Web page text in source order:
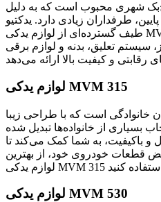
هاچ‌بک شهری محبوب است که به دلیل
طرفداران زیادی دارد. یدکتیو
طیف گسترده‌ای از لوازم یدکی MVM 110 را از جمله قطعات
سیستم تعلیق، بدنه و لوازم برقی
لوازم یدکی MVM 315
سدان خانوادگی است که با طراحی زیبا
بسیاری از خانواده‌ها تبدیل شده
و باکیفیت، به شما کمک می‌کند تا
قطعات خودروی خود، از بهترین
لوازم یدکی MVM 530